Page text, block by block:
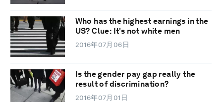
Who has the highest earnings in the
US? Clue: It's not white men
2016年07月06日
Is the gender pay gap really the
result of discrimination?
2016年07月01日